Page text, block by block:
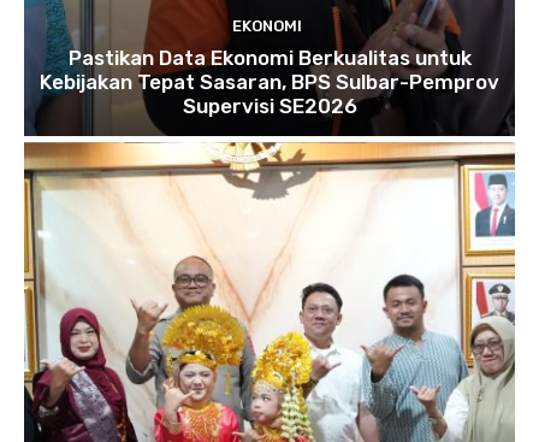
EKONOMI
Pastikan Data Ekonomi Berkualitas untuk
Kebijakan Tepat Sasaran, BPS Sulbar-Pemprov
Supervisi SE2026